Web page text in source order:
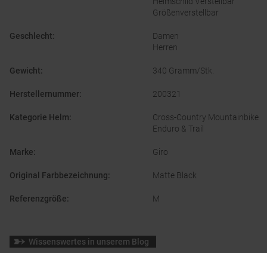
Größenverstellbar
Geschlecht:
Damen
Herren
Gewicht: 340 Gramm/Stk.
Herstellernummer: 200321
Kategorie Helm:
Cross-Country Mountainbike
Enduro & Trail
Marke: Giro
Original Farbbezeichnung: Matte Black
Referenzgröße: M
Wissenswertes in unserem Blog